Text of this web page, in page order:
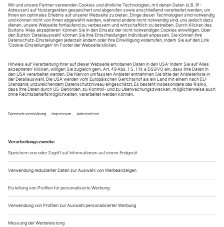
erfüllt alle Klischees über die Hansestadt, ist aber für ein
Theater-, Kunst- und Musikfestival nicht weiter schlimm,
einzig der Erholungsbereich des Festivals leidet ein wenig
unter dem Schmuddelwetter. Die Hamburger Künstlergruppe
Baltic Raw hat...
Premieren im Oktober · On Tour
31. Veiel, Das Himbeerreich
Aalen, Theater der Stadt
4. Walser, Eine Stille für Frau Schirakesch
R. Tina Brüggemann & Tonio Kleinknecht
Anklam, Theater
25. Williams, Endstation Sehnsucht
R. Oliver Trautwein